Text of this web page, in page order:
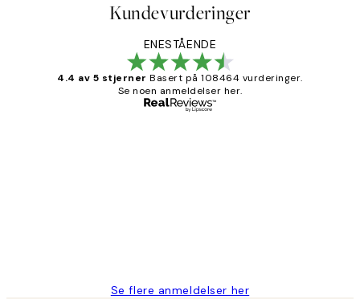
Kundevurderinger
ENESTÅENDE
4.4 av 5 stjerner Basert på 108464 vurderinger.
Se noen anmeldelser her.
Se flere anmeldelser her